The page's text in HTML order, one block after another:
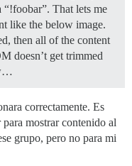
That lets me
like the below image.
then all of the content
doesn’t get trimmed
correctamente. Es
mostrar contenido al
grupo, pero no para mi